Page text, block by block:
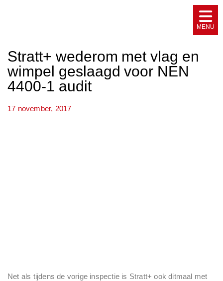
Stratt+ wederom met vlag en
wimpel geslaagd voor NEN
4400-1 audit
17 november, 2017
Net als tijdens de vorige inspectie is Stratt+ ook ditmaal met